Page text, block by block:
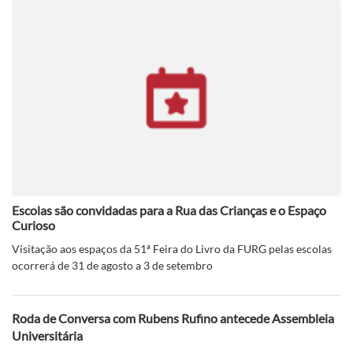
Escolas são convidadas para a Rua das Crianças e o Espaço
Curioso
Visitação aos espaços da 51ª Feira do Livro da FURG pelas escolas
ocorrerá de 31 de agosto a 3 de setembro
Roda de Conversa com Rubens Rufino antecede Assembleia
Universitária